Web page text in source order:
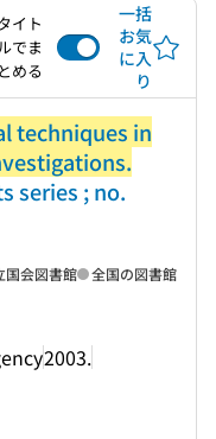
イト
でま
とめる
一括
お気
に入
り
techniques in
series ; no.
2003.
国会図書館 全国の図書館